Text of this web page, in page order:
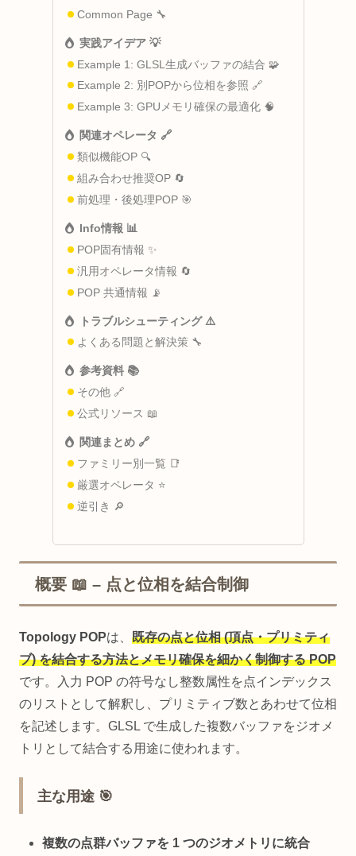
Common Page 🔧
実践アイデア 💡
Example 1: GLSL生成バッファの結合 🧩
Example 2: 別POPから位相を参照 🔗
Example 3: GPUメモリ確保の最適化 🧠
関連オペレータ 🔗
類似機能OP 🔍
組み合わせ推奨OP 🔄
前処理・後処理POP 🎯
Info情報 📊
POP固有情報 ✨
汎用オペレータ情報 🔄
POP 共通情報 📡
トラブルシューティング ⚠️
よくある問題と解決策 🔧
参考資料 📚
その他 🔗
公式リソース 📖
関連まとめ 🔗
ファミリー別一覧 📑
厳選オペレータ ⭐
逆引き 🔎
概要 📖 – 点と位相を結合制御
Topology POPは、 既存の点と位相 (頂点・プリミティ
ブ) を結合する方法とメモリ確保を細かく制御する POP
です。入力 POP の符号なし整数属性を点インデックス
のリストとして解釈し、プリミティブ数とあわせて位相
を記述します。GLSL で生成した複数バッファをジオメ
トリとして結合する用途に使われます。
主な用途 🎯
複数の点群バッファを 1 つのジオメトリに統合